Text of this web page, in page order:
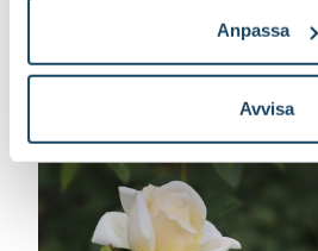
Anpassa
Avvisa